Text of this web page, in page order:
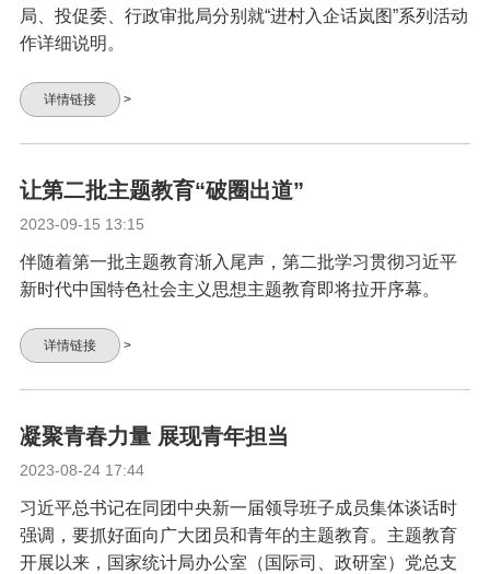
局、投促委、行政审批局分别就“进村入企话岚图”系列活动
作详细说明。
详情链接 >
让第二批主题教育“破圈出道”
2023-09-15 13:15
伴随着第一批主题教育渐入尾声，第二批学习贯彻习近平
新时代中国特色社会主义思想主题教育即将拉开序幕。
详情链接 >
凝聚青春力量 展现青年担当
2023-08-24 17:44
习近平总书记在同团中央新一届领导班子成员集体谈话时
强调，要抓好面向广大团员和青年的主题教育。主题教育
开展以来，国家统计局办公室（国际司、政研室）党总支